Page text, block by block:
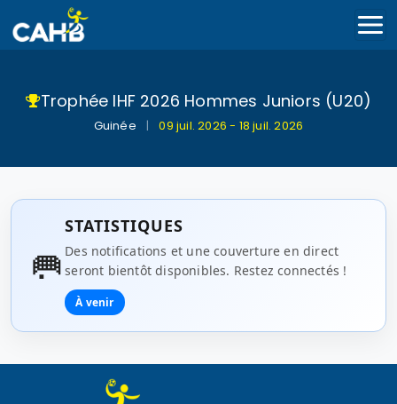
Trophée IHF 2026 Hommes Juniors (U20)
Guinée | 09 juil. 2026 - 18 juil. 2026
🥅
STATISTIQUES
Des notifications et une couverture en direct
seront bientôt disponibles. Restez connectés !
À venir